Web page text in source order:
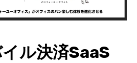
ル決済SaaS